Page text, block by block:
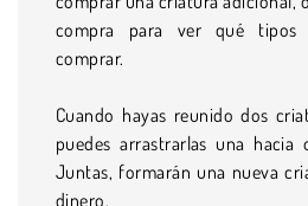
compra para ver qué tipos
comprar.
Cuando hayas reunido dos
puedes arrastrarlas una hacia
Juntas, formarán una nueva
dinero.